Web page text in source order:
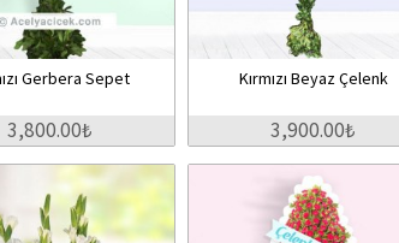
Gerbera Sepet
3,800.00₺
Kırmızı Beyaz Çelenk
3,900.00₺